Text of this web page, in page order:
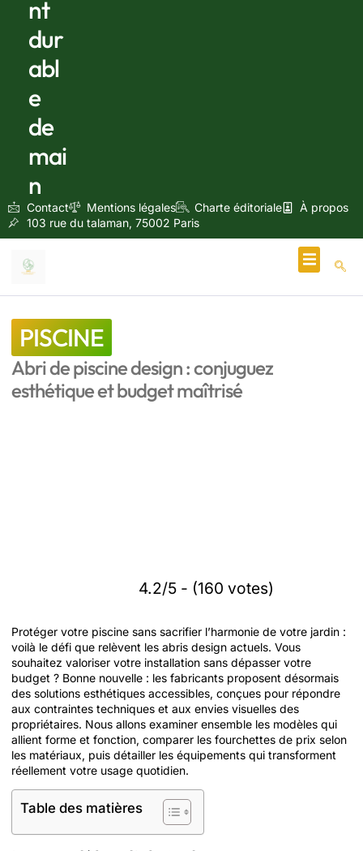
nt
dur
abl
e
de
mai
n
Contact Mentions légales Charte éditoriale
À propos
103 rue du talaman, 75002 Paris
PISCINE
Abri de piscine design : conjuguez
esthétique et budget maîtrisé
4.2/5 - (160 votes)
Protéger votre piscine sans sacrifier l’harmonie de votre jardin :
voilà le défi que relèvent les abris design actuels. Vous
souhaitez valoriser votre installation sans dépasser votre
budget ? Bonne nouvelle : les fabricants proposent désormais
des solutions esthétiques accessibles, conçues pour répondre
aux contraintes techniques et aux envies visuelles des
propriétaires. Nous allons examiner ensemble les modèles qui
allient forme et fonction, comparer les fourchettes de prix selon
les matériaux, puis détailler les équipements qui transforment
réellement votre usage quotidien.
Table des matières